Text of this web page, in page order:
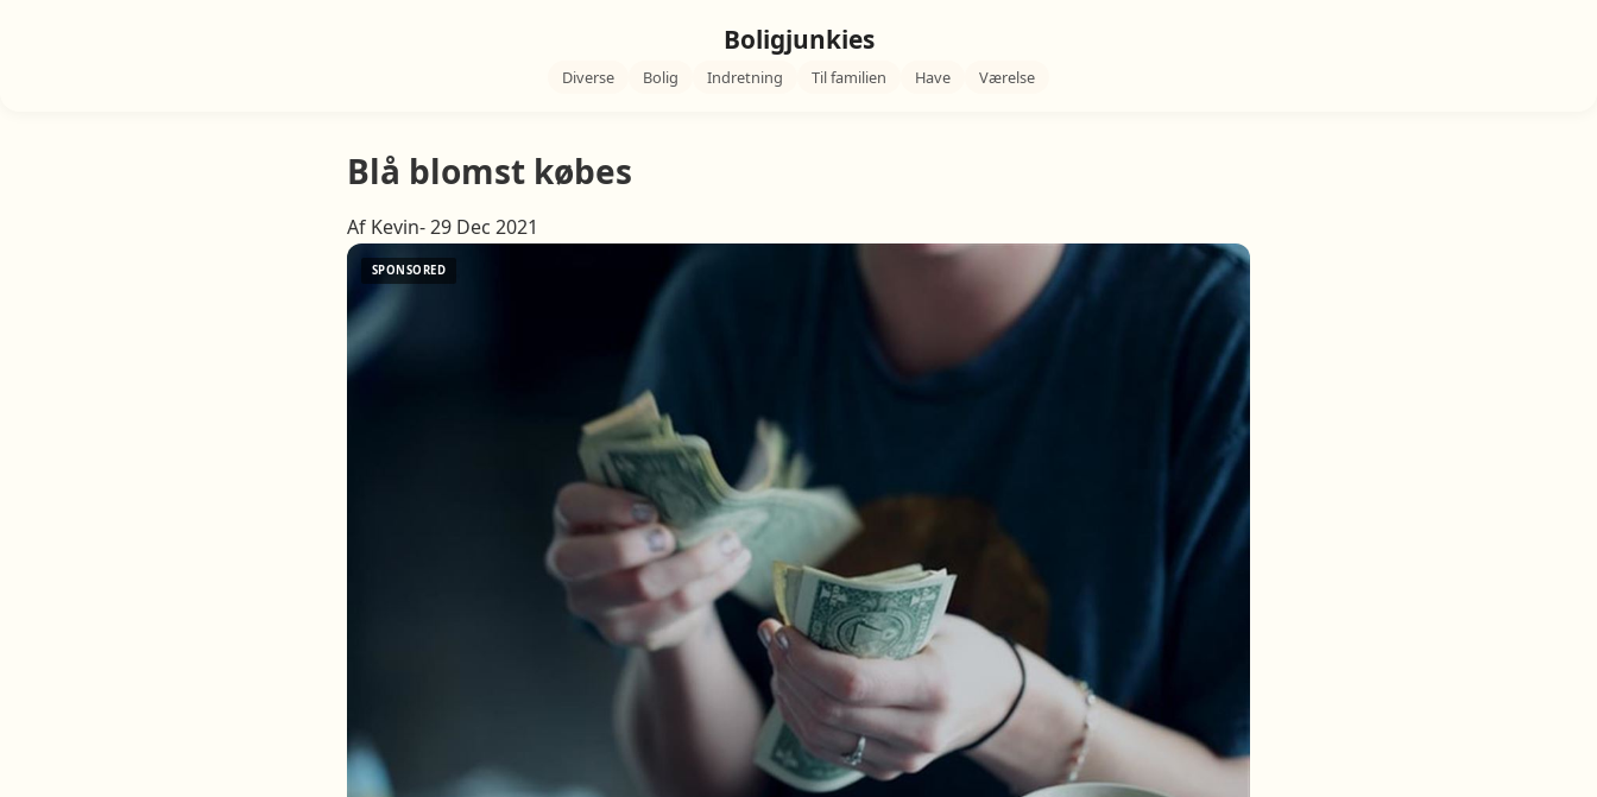
Boligjunkies
Diverse Bolig Indretning Til familien Have Værelse
Blå blomst købes
Af Kevin- 29 Dec 2021